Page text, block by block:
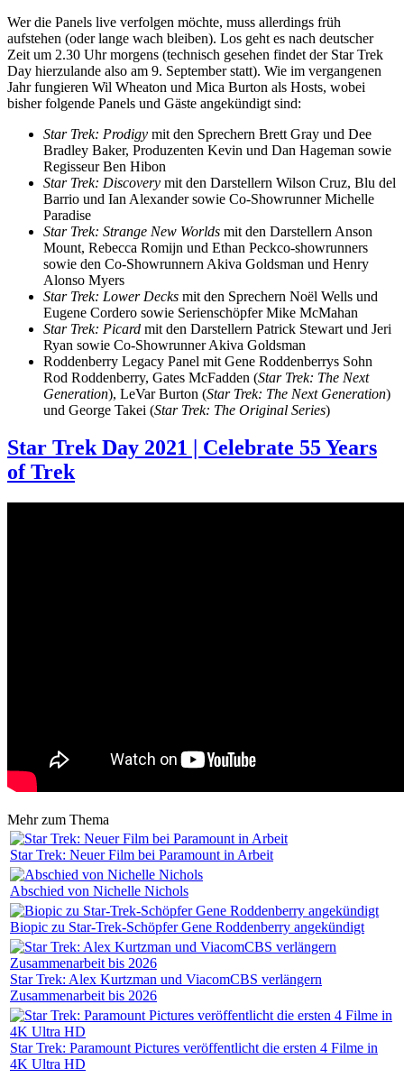
Wer die Panels live verfolgen möchte, muss allerdings früh
aufstehen (oder lange wach bleiben). Los geht es nach deutscher
Zeit um 2.30 Uhr morgens (technisch gesehen findet der Star Trek
Day hierzulande also am 9. September statt). Wie im vergangenen
Jahr fungieren Wil Wheaton und Mica Burton als Hosts, wobei
bisher folgende Panels und Gäste angekündigt sind:
Star Trek: Prodigy mit den Sprechern Brett Gray und Dee
Bradley Baker, Produzenten Kevin und Dan Hageman sowie
Regisseur Ben Hibon
Star Trek: Discovery mit den Darstellern Wilson Cruz, Blu del
Barrio und Ian Alexander sowie Co-Showrunner Michelle
Paradise
Star Trek: Strange New Worlds mit den Darstellern Anson
Mount, Rebecca Romijn und Ethan Peckco-showrunners
sowie den Co-Showrunnern Akiva Goldsman und Henry
Alonso Myers
Star Trek: Lower Decks mit den Sprechern Noël Wells und
Eugene Cordero sowie Serienschöpfer Mike McMahan
Star Trek: Picard mit den Darstellern Patrick Stewart und Jeri
Ryan sowie Co-Showrunner Akiva Goldsman
Roddenberry Legacy Panel mit Gene Roddenberrys Sohn
Rod Roddenberry, Gates McFadden (Star Trek: The Next
Generation), LeVar Burton (Star Trek: The Next Generation)
und George Takei (Star Trek: The Original Series)
Star Trek Day 2021 | Celebrate 55 Years
of Trek
Mehr zum Thema
Star Trek: Neuer Film bei Paramount in Arbeit
Abschied von Nichelle Nichols
Biopic zu Star-Trek-Schöpfer Gene Roddenberry angekündigt
Star Trek: Alex Kurtzman und ViacomCBS verlängern
Zusammenarbeit bis 2026
Star Trek: Paramount Pictures veröffentlicht die ersten 4 Filme in
4K Ultra HD